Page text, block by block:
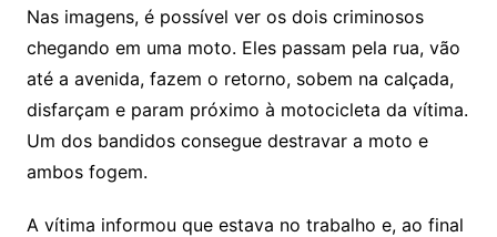
Nas imagens, é possível ver os dois criminosos
chegando em uma moto. Eles passam pela rua, vão
até a avenida, fazem o retorno, sobem na calçada,
disfarçam e param próximo à motocicleta da vítima.
Um dos bandidos consegue destravar a moto e
ambos fogem.
A vítima informou que estava no trabalho e, ao final